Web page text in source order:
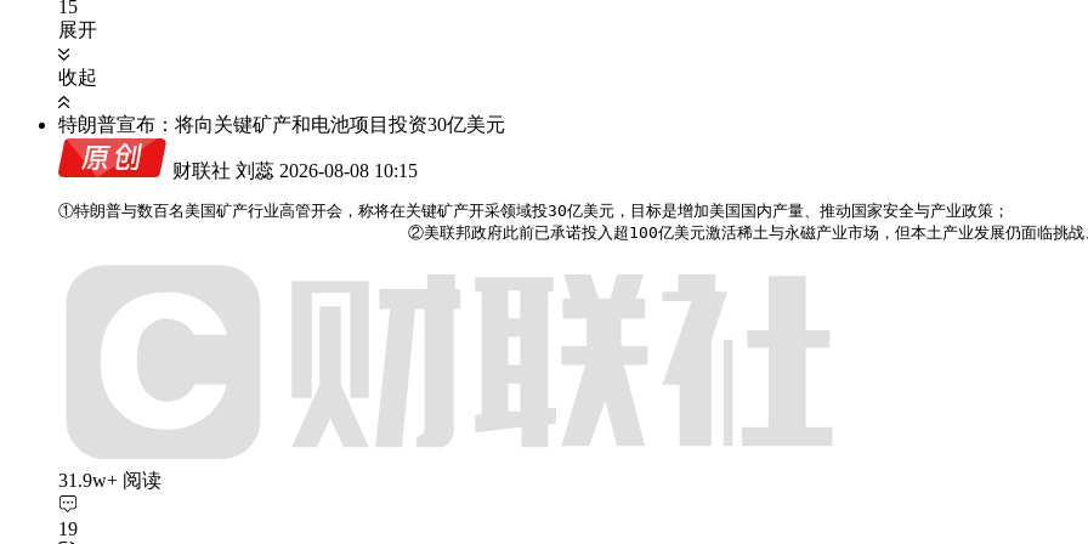
15
展开
收起
特朗普宣布：将向关键矿产和电池项目投资30亿美元
财联社 刘蕊 2026-08-08 10:15
①特朗普与数百名美国矿产行业高管开会，称将在关键矿产开采领域投30亿美元，目标是增加美国国内产量、推动国家安全与产业政策；
②美联邦政府此前已承诺投入超100亿美元激活稀土与永磁产业市场，但本土产业发展仍面临挑战
31.9w+ 阅读
19